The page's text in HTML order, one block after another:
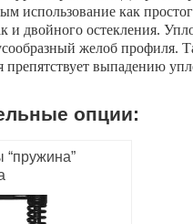
использование как
и двойного остекления.
желоб профиля.
выпадению
опции:
“пружина”